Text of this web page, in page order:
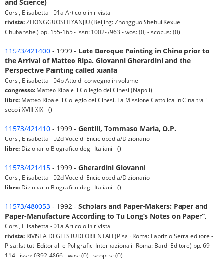
and Science)
Corsi, Elisabetta - 01a Articolo in rivista
rivista:ZHONGGUOSHI YANJIU (Beijing: Zhongguo Shehui Kexue
Chubanshe.) pp. 155-165 - issn: 1002-7963 - wos: (0) - scopus: (0)
11573/421400 - 1999 - Late Baroque Painting in China prior to
the Arrival of Matteo Ripa. Giovanni Gherardini and the
Perspective Painting called xianfa
Corsi, Elisabetta - 04b Atto di convegno in volume
congresso: Matteo Ripa e il Collegio dei Cinesi (Napoli)
libro: Matteo Ripa e il Collegio dei Cinesi. La Missione Cattolica in Cina tra i
secoli XVIII-XIX - ()
11573/421410 - 1999 - Gentili, Tommaso Maria, O.P.
Corsi, Elisabetta - 02d Voce di Enciclopedia/Dizionario
libro: Dizionario Biografico degli Italiani - ()
11573/421415 - 1999 - Gherardini Giovanni
Corsi, Elisabetta - 02d Voce di Enciclopedia/Dizionario
libro: Dizionario Biografico degli Italiani - ()
11573/480053 - 1992 - Scholars and Paper-Makers: Paper and
Paper-Manufacture According to Tu Long’s Notes on Paper”,
Corsi, Elisabetta - 01a Articolo in rivista
rivista: RIVISTA DEGLI STUDI ORIENTALI (Pisa · Roma: Fabrizio Serra editore -
Pisa: Istituti Editoriali e Poligrafici Internazionali -Roma: Bardi Editore) pp. 69-
114 - issn: 0392-4866 - wos: (0) - scopus: (0)